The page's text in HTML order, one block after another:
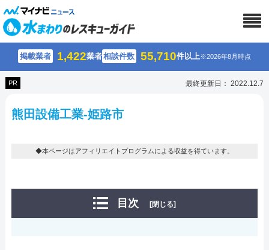
掲載業者 1,422業者相談件数 55,710件以上※2026年8月時点
PR 最終更新日： 2022.12.7
熊田設備工業-姫路市
◆本ページはアフィリエイトプログラムによる収益を得ています。
目次 [閉じる]